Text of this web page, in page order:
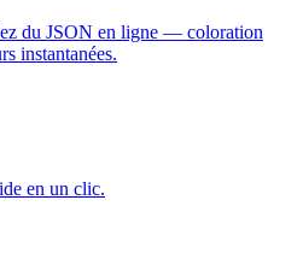
du JSON en ligne — coloration
instantanées.
en un clic.